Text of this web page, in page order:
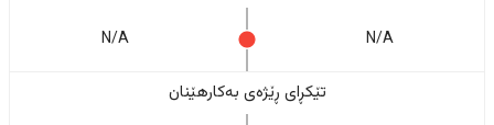
N/A
N/A
تێکڕای ڕێژەى بەکارهێنان